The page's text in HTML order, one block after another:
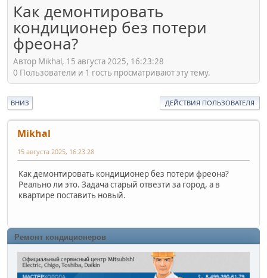
Как демонтировать
кондиционер без потери
фреона?
Автор Mikhal, 15 августа 2025, 16:23:28
0 Пользователи и 1 гость просматривают эту тему.
ВНИЗ ДЕЙСТВИЯ ПОЛЬЗОВАТЕЛЯ
Mikhal
15 августа 2025, 16:23:28
Как демонтировать кондиционер без потери фреона?
Реально ли это. Задача старый отвезти за город, а в
квартире поставить новый.
Ремонт кондиционеров